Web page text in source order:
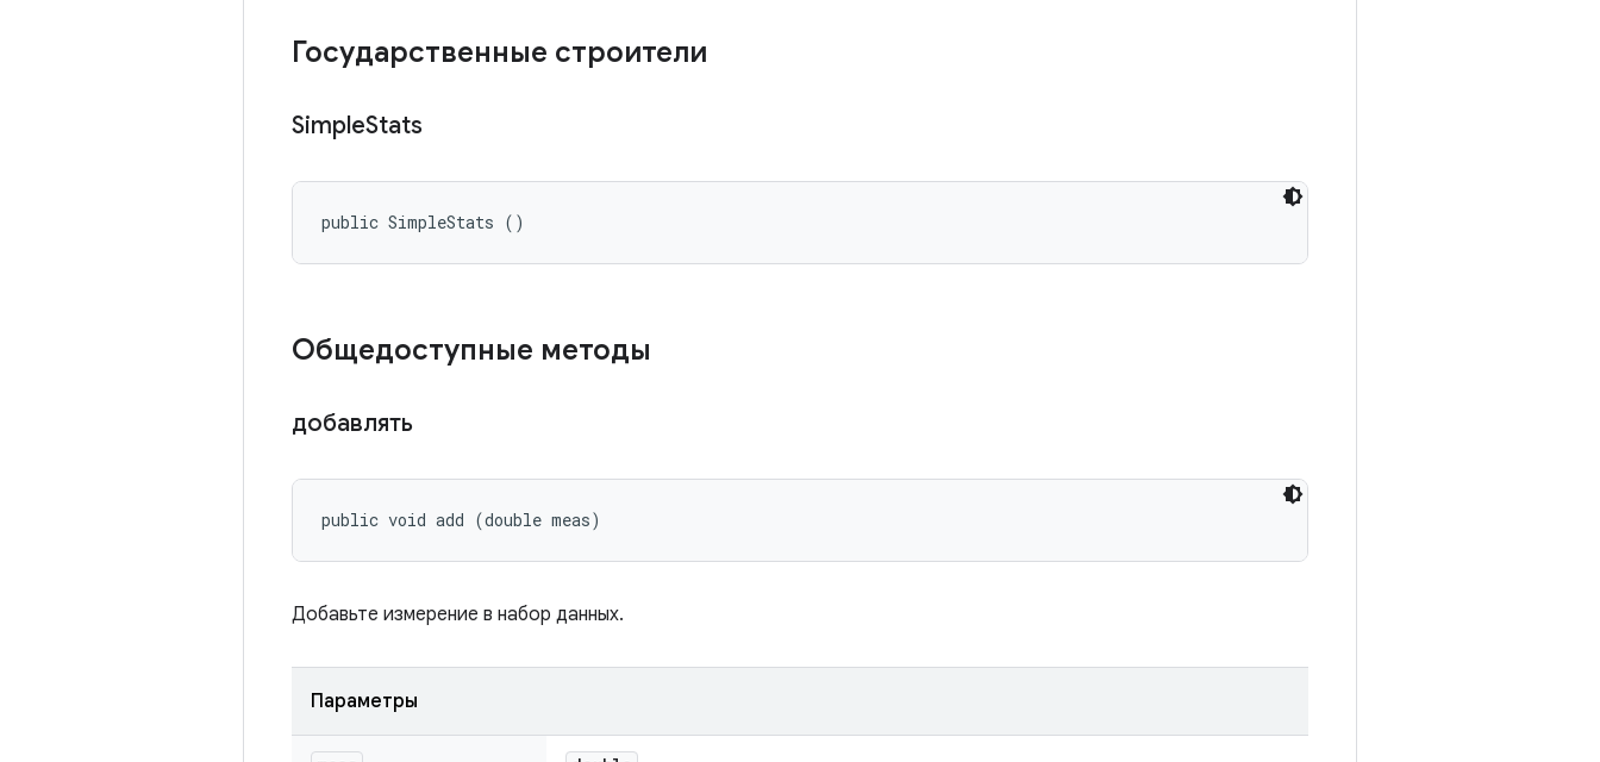
Государственные строители
SimpleStats
public SimpleStats ()
Общедоступные методы
добавлять
public void add (double meas)
Добавьте измерение в набор данных.
Параметры